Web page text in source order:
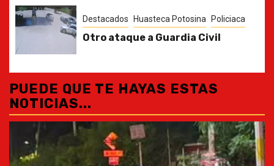
Destacados Huasteca Potosina Policiaca
Otro ataque a Guardia Civil
PUEDE QUE TE HAYAS ESTAS
NOTICIAS...